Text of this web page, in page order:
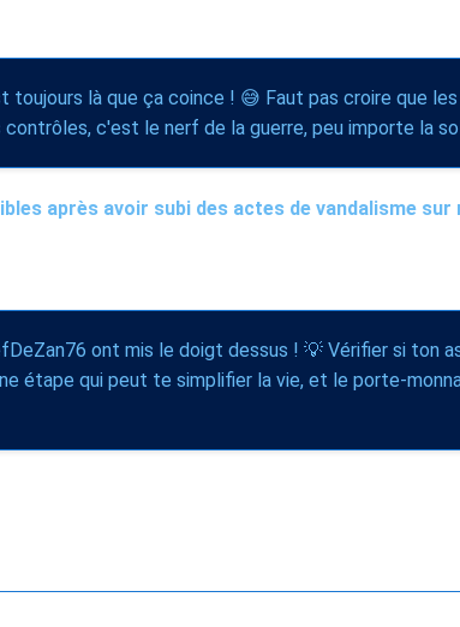
toujours là que ça coince ! 😅 Faut pas croire que
c'est le nerf de la guerre, peu importe la
après avoir subi des actes de vandalisme
ont mis le doigt dessus ! 💡 Vérifier si ton
étape qui peut te simplifier la vie, et le porte-